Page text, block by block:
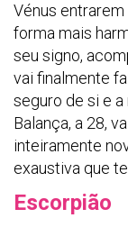
Vénus
forma mais
seu signo,
vai finalmente
seguro de si e
Balança, a 28,
inteiramente
exaustiva que
Escorpião